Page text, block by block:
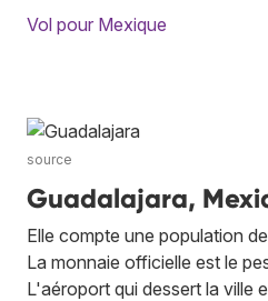
Vol pour Mexique
source
Guadalajara,
Elle compte une population
La monnaie officielle est le
L'aéroport qui dessert la ville